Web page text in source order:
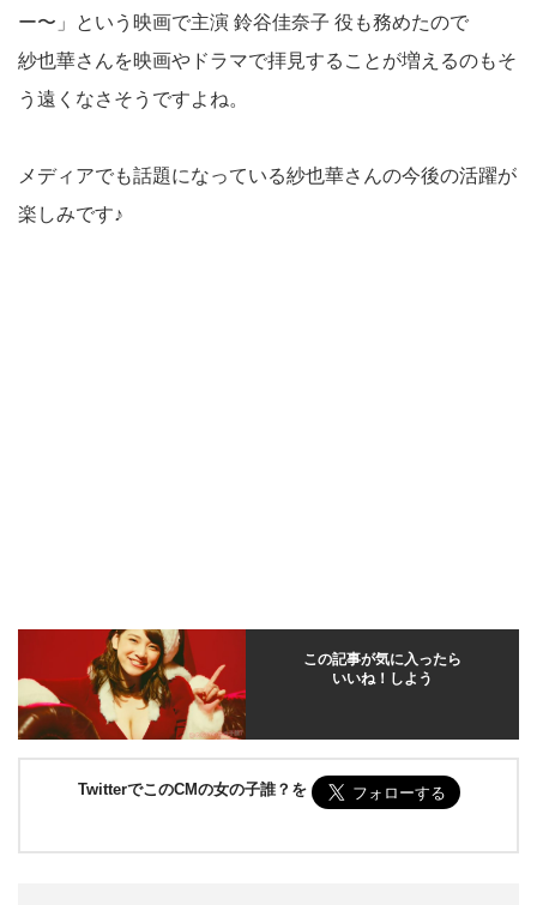
ー〜」という映画で主演 鈴谷佳奈子 役も務めたので
紗也華さんを映画やドラマで拝見することが増えるのもそ
う遠くなさそうですよね。
メディアでも話題になっている紗也華さんの今後の活躍が
楽しみです♪
この記事が気に入ったら
いいね！しよう
TwitterでこのCMの女の子誰？を